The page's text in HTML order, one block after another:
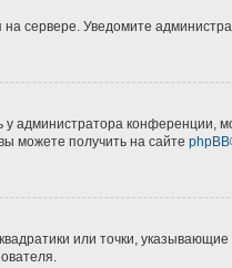
сервере. Уведомите
администратора конференции,
можете получить на сайте phpBB
или точки,